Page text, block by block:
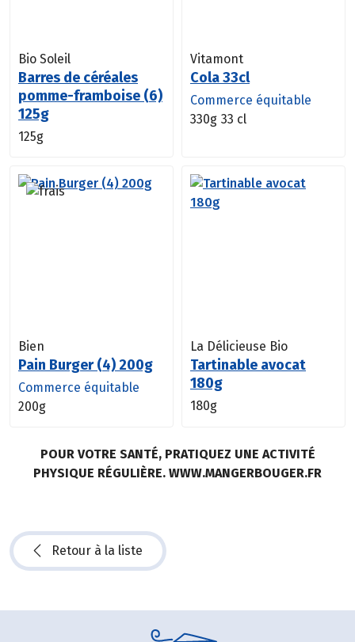
Bio Soleil
Barres de céréales
pomme-framboise (6)
125g
125g
Vitamont
Cola 33cl
Commerce équitable
330g 33 cl
Bien
Pain Burger (4) 200g
Commerce équitable
200g
La Délicieuse Bio
Tartinable avocat
180g
180g
POUR VOTRE SANTÉ, PRATIQUEZ UNE ACTIVITÉ
PHYSIQUE RÉGULIÈRE. WWW.MANGERBOUGER.FR
Retour à la liste